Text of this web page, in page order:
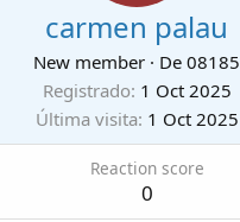
carmen palau
New member · De 08185
Registrado 1 Oct 2025
Última visita 1 Oct 2025
Reaction score
0